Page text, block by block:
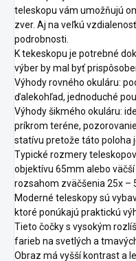
teleskopu vám umožňujú
zver. Aj na veľkú
podrobnosti.
K tekeskopu je potrebné
výber by mal byť
Výhody rovného okuláru:
ďalekohľad, jednoduché
Výhody šikmého okuláru:
príkrom teréne,
statívu pretože táto poloha
Typické rozmery
objektívu 65mm alebo
rozsahom zväčšenia 25x –
Moderné teleskopy sú
ktoré ponúkajú praktickú
Tieto čočky s vysokým
farieb na svetlých a
Obraz má vyšší kontrast a